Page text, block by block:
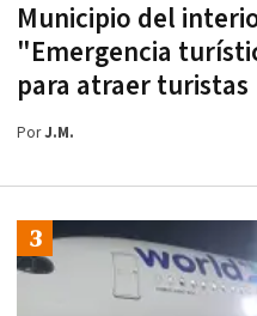
Municipio del
"Emergencia
para atraer turistas
PorJ.M.